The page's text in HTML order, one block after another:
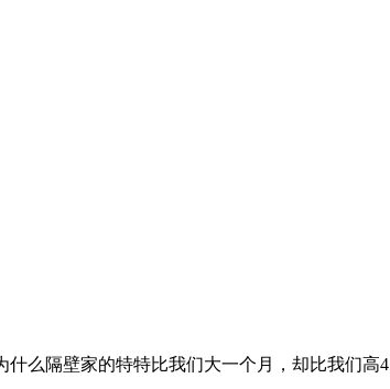
么隔壁家的特特比我们大一个月，却比我们高4